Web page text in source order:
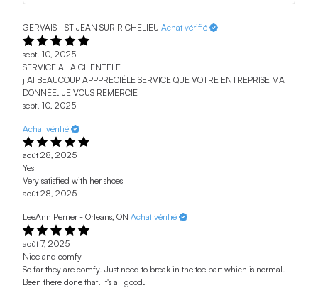
GERVAIS - ST JEAN SUR RICHELIEU Achat vérifié
sept. 10, 2025
SERVICE A LA CLIENTELE
j AI BEAUCOUP APPPRECIÉLE SERVICE QUE VOTRE ENTREPRISE MA
DONNÉE. JE VOUS REMERCIE
sept. 10, 2025
Achat vérifié
août 28, 2025
Yes
Very satisfied with her shoes
août 28, 2025
LeeAnn Perrier - Orleans, ON Achat vérifié
août 7, 2025
Nice and comfy
So far they are comfy. Just need to break in the toe part which is normal.
Been there done that. It's all good.